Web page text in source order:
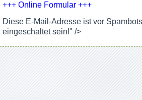
+++ Online Formular +++
Diese E-Mail-Adresse ist vor
eingeschaltet sein!" />